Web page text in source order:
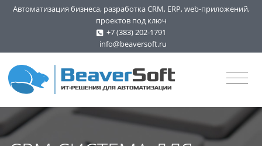
Автоматизация бизнеса, разработка СRM, ERP, web-приложений,
проектов под ключ
+7 (383) 202-1791
info@beaversoft.ru